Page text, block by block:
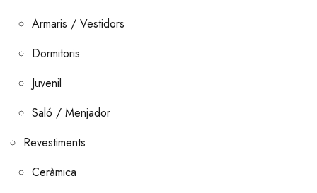
Armaris / Vestidors
Dormitoris
Juvenil
Saló / Menjador
Revestiments
Ceràmica